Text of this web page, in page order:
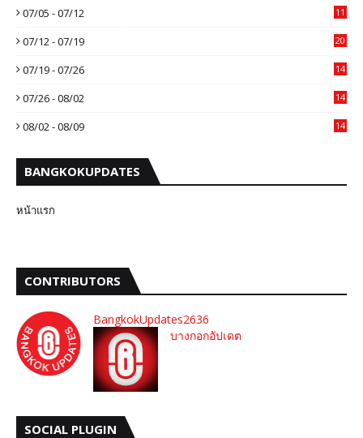
07/05 - 07/12 11
07/12 - 07/19 20
07/19 - 07/26 14
07/26 - 08/02 14
08/02 - 08/09 14
BANGKOKUPDATES
หน้าแรก
CONTRIBUTORS
BangkokUpdates2636
บางกอกอัปเดต
SOCIAL PLUGIN